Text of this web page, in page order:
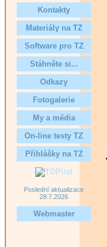
Kontakty
Materiály na TZ
Software pro TZ
Stáhněte si...
Odkazy
Fotogalerie
My a média
On-line testy TZ
Přihlášky na TZ
Poslední aktualizace
28.7.2026
Webmaster